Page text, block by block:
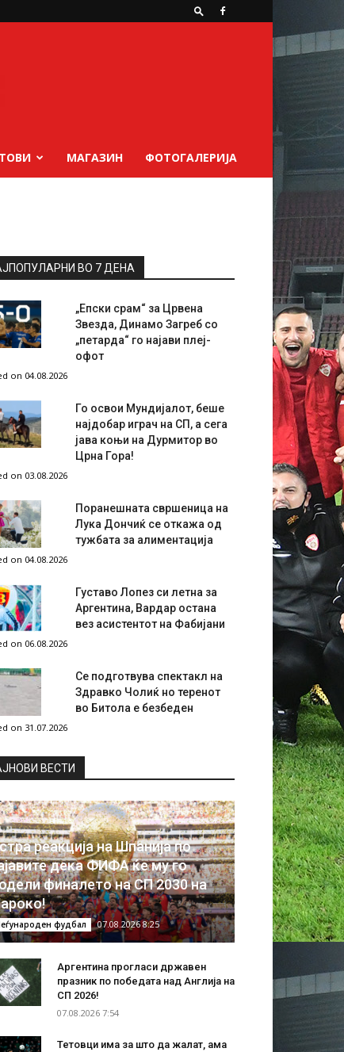
МАГАЗИН ФОТОГАЛЕРИЈА
ВО 7 ДЕНА
„Епски срам“ за Црвена
Звезда, Динамо Загреб со
„петарда“ го најави плеј-
офот
on 04.08.2026
Го освои Мундијалот, беше
најдобар играч на СП, а сега
јава коњи на Дурмитор во
Црна Гора!
on 03.08.2026
Поранешната свршеница на
Лука Дончиќ се откажа од
тужбата за алиментација
on 04.08.2026
Густаво Лопез си летна за
Аргентина, Вардар остана
вез асистентот на Фабијани
on 06.08.2026
Се подготвува спектакл на
Здравко Чолиќ но теренот
во Битола е безбеден
on 31.07.2026
ВЕСТИ
реакција на Шпанија по
дека ФИФА ќе му го
финалето на СП 2030 на
фудбал 07.08.2026 8:25
Аргентина прогласи државен
празник по победата над Англија на
СП 2026!
07.08.2026 7:54
Тетовци има за што да жалат, ама